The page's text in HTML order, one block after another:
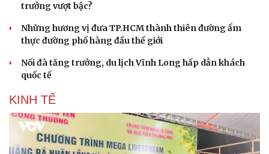
trưởng vượt bậc?
Những hương vị đưa TP.HCM thành thiên đường ẩm
thực đường phố hàng đầu thế giới
Nối đà tăng trưởng, du lịch Vĩnh Long hấp dẫn khách
quốc tế
KINH TẾ